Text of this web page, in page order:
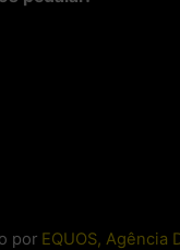
por EQUOS, Agência